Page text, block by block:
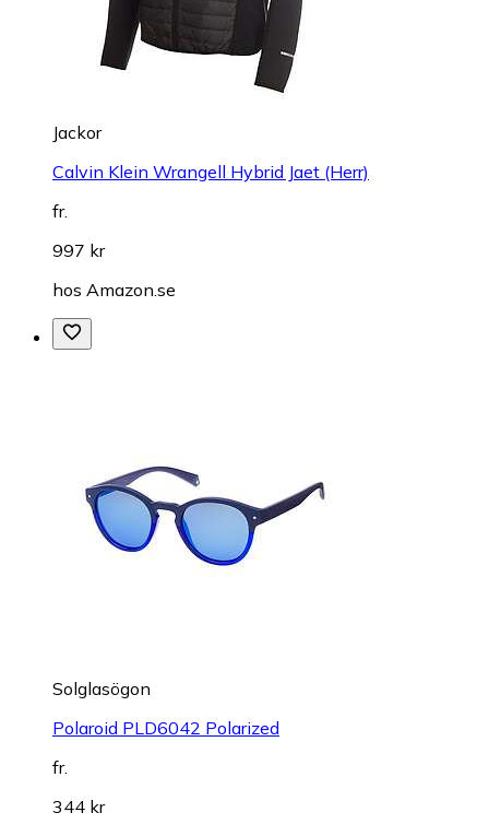
Jackor
Calvin Klein Wrangell Hybrid Jaet (Herr)
fr.
997 kr
hos Amazon.se
Solglasögon
Polaroid PLD6042 Polarized
fr.
344 kr